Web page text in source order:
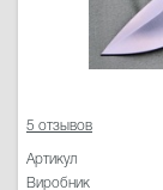
5 отзывов
Артикул
Виробник